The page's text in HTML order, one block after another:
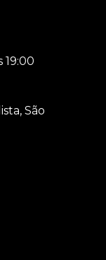
19:00
São